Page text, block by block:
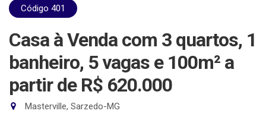
Código 401
Casa à Venda com 3 quartos, 1
banheiro, 5 vagas e 100m² a
partir de R$ 620.000
Masterville, Sarzedo-MG